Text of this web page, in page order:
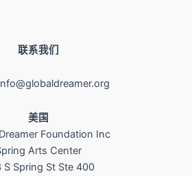
联系我们
美国
Foundation Inc
Arts Center
S Spring St Ste 400